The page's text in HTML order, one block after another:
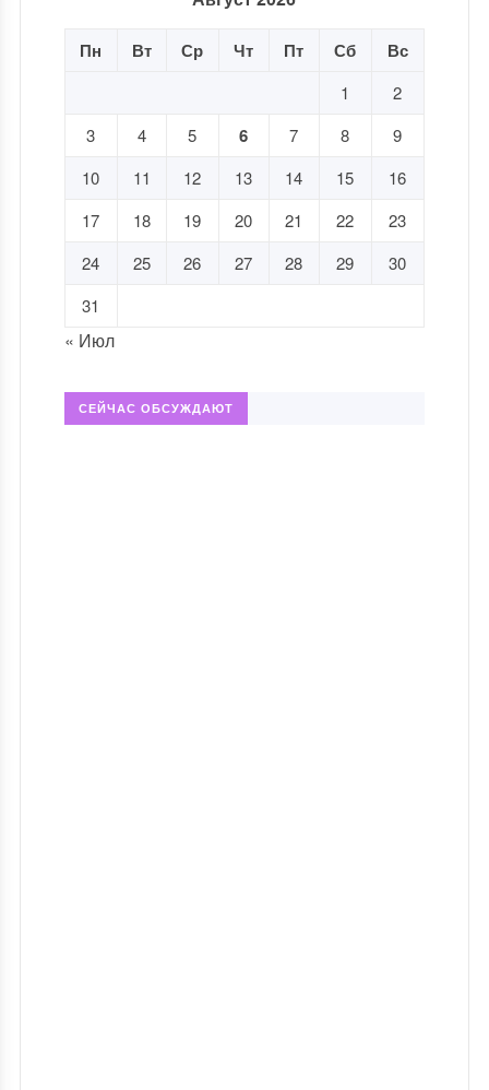
Пн Вт Ср Чт Пт Сб Вс
1
2
3
4 5 6 7 8
9
10
11 12 13 14 15
16
17
18 19 20 21 22
23
24
25 26 27 28 29
30
31
« Июл
СЕЙЧАС ОБСУЖДАЮТ